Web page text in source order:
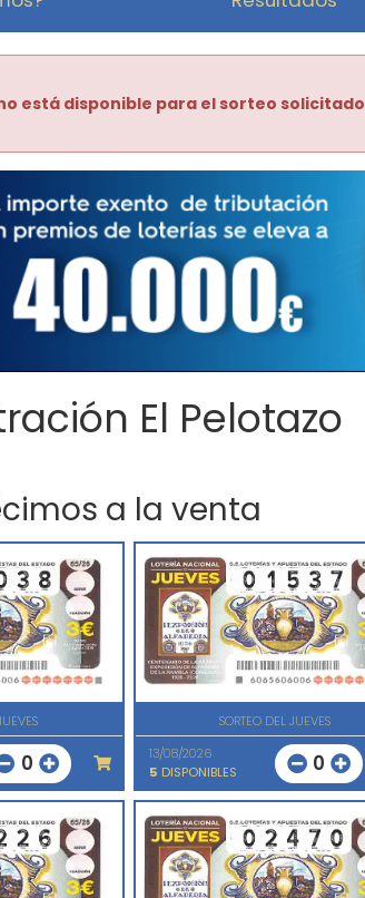
no está disponible para el sorteo solicitado
El Pelotazo
a la venta
0
SORTEO DEL JUEVES
13/08/2026
5 DISPONIBLES 0